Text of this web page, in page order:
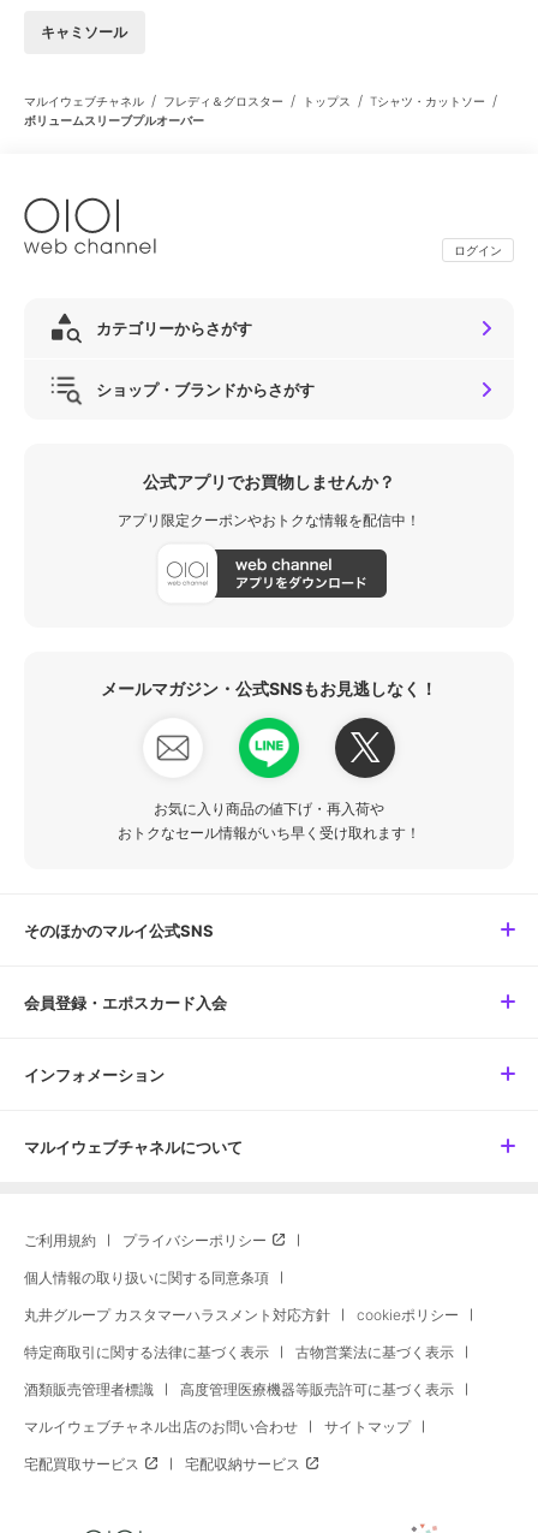
キャミソール
マルイウェブチャネル / フレディ＆グロスター / トップス / Tシャツ・カットソー /
ボリュームスリーブプルオーバー
ログイン
カテゴリーからさがす
ショップ・ブランドからさがす
公式アプリでお買物しませんか？
アプリ限定クーポンやおトクな情報を配信中！
メールマガジン・公式SNSもお見逃しなく！
お気に入り商品の値下げ・再入荷や
おトクなセール情報がいち早く受け取れます！
そのほかのマルイ公式SNS
会員登録・エポスカード入会
インフォメーション
マルイウェブチャネルについて
ご利用規約 プライバシーポリシー
個人情報の取り扱いに関する同意条項
丸井グループ カスタマーハラスメント対応方針 cookieポリシー
特定商取引に関する法律に基づく表示 古物営業法に基づく表示
酒類販売管理者標識 高度管理医療機器等販売許可に基づく表示
マルイウェブチャネル出店のお問い合わせ サイトマップ
宅配買取サービス 宅配収納サービス